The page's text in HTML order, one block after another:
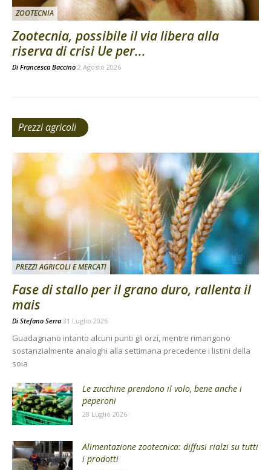
ZOOTECNIA
Zootecnia, possibile il via libera alla
riserva di crisi Ue per...
Di Francesca Baccino 2 Agosto 2026
Prezzi agricoli
PREZZI AGRICOLI E MERCATI
Fase di stallo per il grano duro, rallenta il
mais
Di Stefano Serra 31 Luglio 2026
Guadagnano intanto alcuni punti gli orzi, mentre rimangono
sostanzialmente analoghi alla settimana precedente i listini della
soia
Le zucchine prendono il volo, bene anche i
peperoni
28 Luglio 2026
Alimentazione zootecnica: diffusi rialzi su tutti
i prodotti